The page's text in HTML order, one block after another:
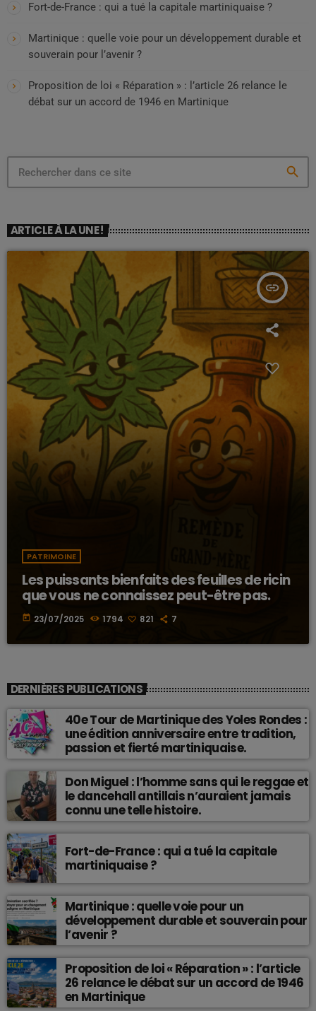
Fort-de-France : qui a tué la capitale martiniquaise ?
Martinique : quelle voie pour un développement durable et
souverain pour l’avenir ?
Proposition de loi « Réparation » : l’article 26 relance le
débat sur un accord de 1946 en Martinique
search
ARTICLE À LA UNE !
insert_link
PATRIMOINE
Les puissants bienfaits des feuilles de ricin
que vous ne connaissez peut-être pas.
today 23/07/2025 1794 821 7
DERNIÈRES PUBLICATIONS
40e Tour de Martinique des Yoles Rondes :
une édition anniversaire entre tradition,
passion et fierté martiniquaise.
Don Miguel : l’homme sans qui le reggae et
le dancehall antillais n’auraient jamais
connu une telle histoire.
Fort-de-France : qui a tué la capitale
martiniquaise ?
Martinique : quelle voie pour un
développement durable et souverain pour
l’avenir ?
Proposition de loi « Réparation » : l’article
26 relance le débat sur un accord de 1946
en Martinique